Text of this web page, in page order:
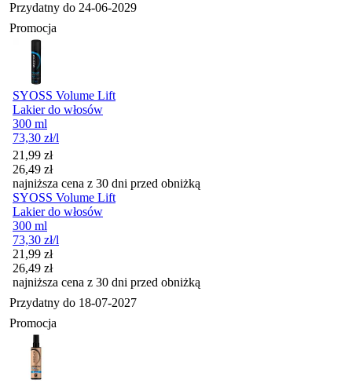
Przydatny do 24-06-2029
Promocja
SYOSS Volume Lift
Lakier do włosów
300 ml
73,30 zł/l
Cena promocyjna
21,99 zł
26,49 zł
najniższa cena z 30 dni przed obniżką
SYOSS Volume Lift
Lakier do włosów
300 ml
73,30 zł/l
Cena promocyjna
21,99 zł
26,49 zł
najniższa cena z 30 dni przed obniżką
Przydatny do 18-07-2027
Promocja